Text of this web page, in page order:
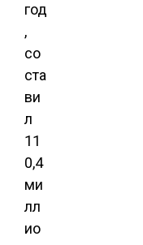
год
,
со
ста
ви
л
11
0,4
ми
лл
ио